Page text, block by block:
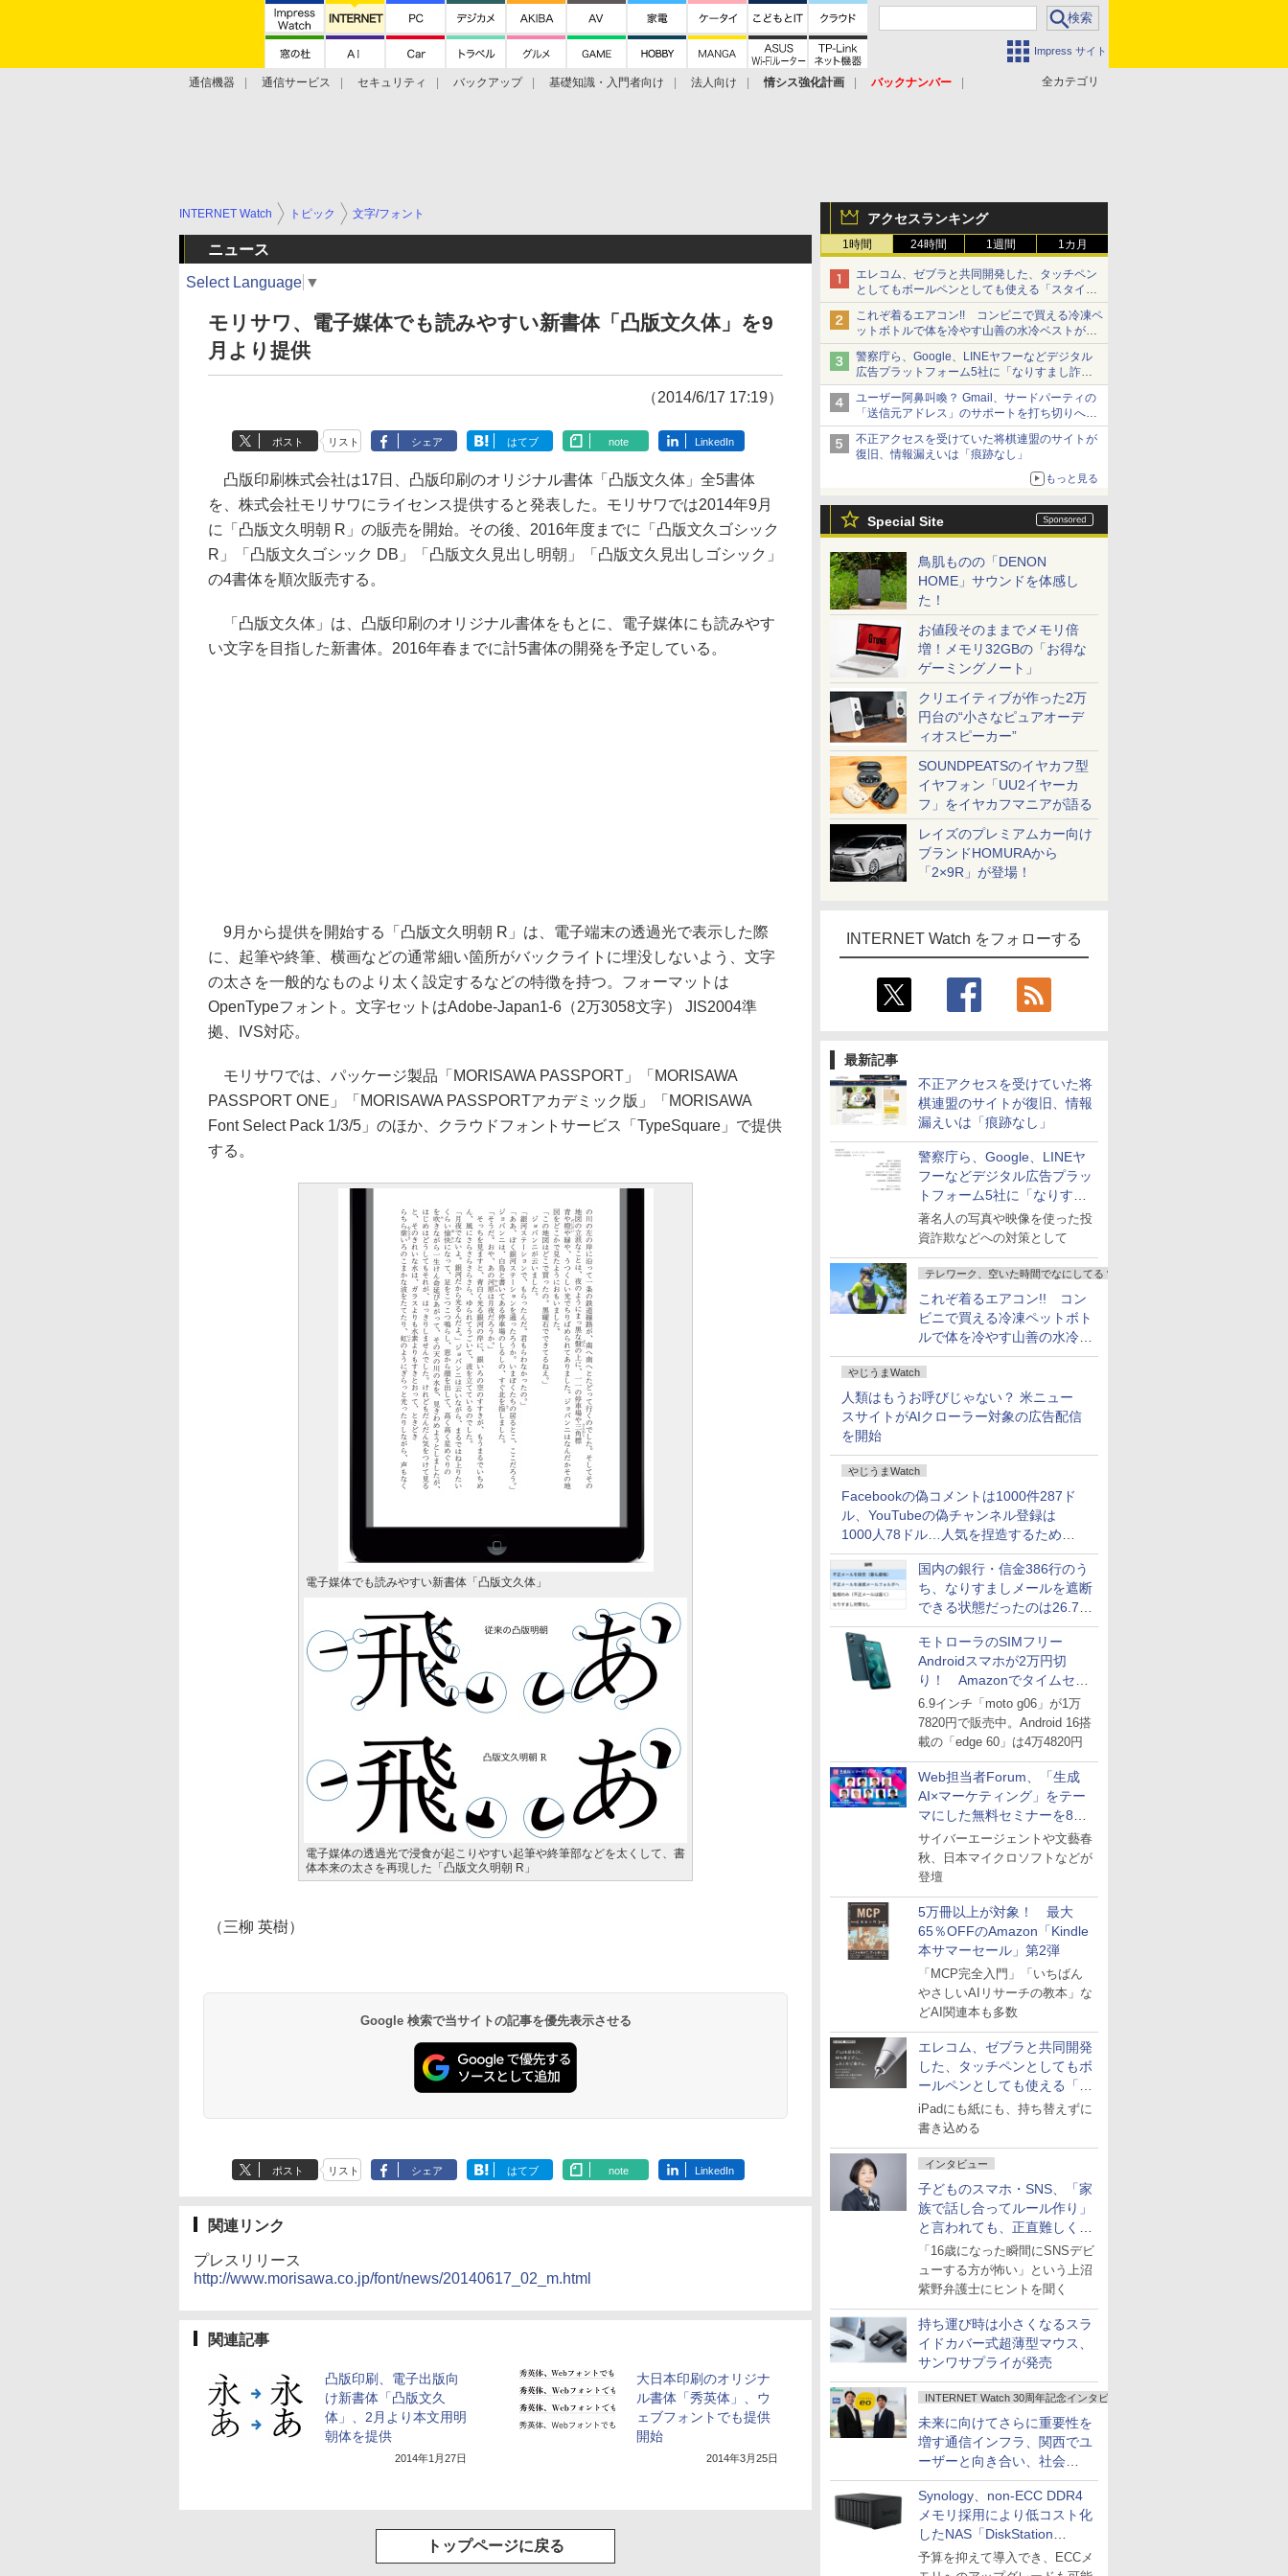
Impress サイト
全カテゴリ
通信機器 通信サービス セキュリティ バックアップ 基礎知識・入門者向け 法人向け 情シス強化計画
バックナンバー
アクセスランキング
1時間 24時間 1週間 1カ月
エレコム、ゼブラと共同開発した、タッチペン
としてもボールペンとしても使える「スタイラ
スツーウェイ」発売 iPadにも紙にも、持ち替
えずに書き込める
これぞ着るエアコン!! コンビニで買える冷凍ペ
ットボトルで体を冷やす山善の水冷ベストがロ
ードバイクにちょうどいい【ぼっち・ざ・ろー
ど！その14】【空いた時間でなにしてる？】
警察庁ら、Google、LINEヤフーなどデジタル
広告プラットフォーム5社に「なりすまし詐欺
広告」対策強化を要請 著名人の写真や映像を
使った投資詐欺などへの対策として
ユーザー阿鼻叫喚？ Gmail、サードパーティの
「送信元アドレス」のサポートを打ち切りへ
【やじうまWatch】
不正アクセスを受けていた将棋連盟のサイトが
復旧、情報漏えいは「痕跡なし」
もっと見る
Special Site
鳥肌ものの「DENON
HOME」サウンドを体感し
た！
お値段そのままでメモリ倍
増！メモリ32GBの「お得な
ゲーミングノート」
クリエイティブが作った2万
円台の“小さなピュアオーデ
ィオスピーカー”
SOUNDPEATSのイヤカフ型
イヤフォン「UU2イヤーカ
フ」をイヤカフマニアが語る
レイズのプレミアムカー向け
ブランドHOMURAから
「2×9R」が登場！
INTERNET Watch をフォローする
最新記事
不正アクセスを受けていた将
棋連盟のサイトが復旧、情報
漏えいは「痕跡なし」
警察庁ら、Google、LINEヤ
フーなどデジタル広告プラッ
トフォーム5社に「なりすま
し詐欺広告」対策強化を要請
著名人の写真や映像を使った投
資詐欺などへの対策として
テレワーク、空いた時間でなにしてる？
これぞ着るエアコン!! コン
ビニで買える冷凍ペットボト
ルで体を冷やす山善の水冷ベ
ストがロードバイクにちょう
どいい【ぼっち・ざ・ろー
ど！その14】
やじうまWatch
人類はもうお呼びじゃない？ 米ニュー
スサイトがAIクローラー対象の広告配信
を開始
やじうまWatch
Facebookの偽コメントは1000件287ド
ル、YouTubeの偽チャンネル登録は
1000人78ドル…人気を捏造するための
価格リストが公開中
国内の銀行・信金386行のう
ち、なりすましメールを遮断
できる状態だったのは26.7％
にとどまる～GMOブランド
セキュリティ調査
モトローラのSIMフリー
Androidスマホが2万円切
り！ Amazonでタイムセー
ル
6.9インチ「moto g06」が1万
7820円で販売中。Android 16搭
載の「edge 60」は4万4820円
Web担当者Forum、「生成
AI×マーケティング」をテー
マにした無料セミナーを8月
27日にオンライン開催
サイバーエージェントや文藝春
秋、日本マイクロソフトなどが
登壇
5万冊以上が対象！ 最大
65％OFFのAmazon「Kindle
本サマーセール」第2弾
「MCP完全入門」「いちばん
やさしいAIリサーチの教本」な
どAI関連本も多数
エレコム、ゼブラと共同開発
した、タッチペンとしてもボ
ールペンとしても使える「ス
タイラスツーウェイ」発売
iPadにも紙にも、持ち替えずに
書き込める
インタビュー
子どものスマホ・SNS、「家
族で話し合ってルール作り」
と言われても、正直難しくな
いですか？
「16歳になった瞬間にSNSデビ
ューする方が怖い」という上沼
紫野弁護士にヒントを聞く
持ち運び時は小さくなるスラ
イドカバー式超薄型マウス、
サンワサプライが発売
INTERNET Watch 30周年記念インタビュー
未来に向けてさらに重要性を
増す通信インフラ、関西でユ
ーザーと向き合い、社会
の“あたらしい”を起動し続け
る～オプテージ
Synology、non-ECC DDR4
メモリ採用により低コスト化
したNAS「DiskStation
neo+」シリーズ
予算を抑えて導入でき、ECCメ
INTERNET Watch トピック 文字/フォント
ニュース
Select Language ▼
モリサワ、電子媒体でも読みやすい新書体「凸版文久体」を9
月より提供
（2014/6/17 17:19）
ポスト リスト シェア はてブ note LinkedIn
凸版印刷株式会社は17日、凸版印刷のオリジナル書体「凸版文久体」全5書体
を、株式会社モリサワにライセンス提供すると発表した。モリサワでは2014年9月
に「凸版文久明朝 R」の販売を開始。その後、2016年度までに「凸版文久ゴシック
R」「凸版文久ゴシック DB」「凸版文久見出し明朝」「凸版文久見出しゴシック」
の4書体を順次販売する。
「凸版文久体」は、凸版印刷のオリジナル書体をもとに、電子媒体にも読みやす
い文字を目指した新書体。2016年春までに計5書体の開発を予定している。
9月から提供を開始する「凸版文久明朝 R」は、電子端末の透過光で表示した際
に、起筆や終筆、横画などの通常細い箇所がバックライトに埋没しないよう、文字
の太さを一般的なものより太く設定するなどの特徴を持つ。フォーマットは
OpenTypeフォント。文字セットはAdobe-Japan1-6（2万3058文字） JIS2004準
拠、IVS対応。
モリサワでは、パッケージ製品「MORISAWA PASSPORT」「MORISAWA
PASSPORT ONE」「MORISAWA PASSPORTアカデミック版」「MORISAWA
Font Select Pack 1/3/5」のほか、クラウドフォントサービス「TypeSquare」で提供
する。
電子媒体でも読みやすい新書体「凸版文久体」
電子媒体の透過光で浸食が起こりやすい起筆や終筆部などを太くして、書
体本来の太さを再現した「凸版文久明朝 R」
（三柳 英樹）
Google 検索で当サイトの記事を優先表示させる
ポスト リスト シェア はてブ note LinkedIn
関連リンク
プレスリリース
http://www.morisawa.co.jp/font/news/20140617_02_m.html
関連記事
凸版印刷、電子出版向
け新書体「凸版文久
体」、2月より本文用明
朝体を提供
2014年1月27日
大日本印刷のオリジナ
ル書体「秀英体」、ウ
ェブフォントでも提供
開始
2014年3月25日
トップページに戻る